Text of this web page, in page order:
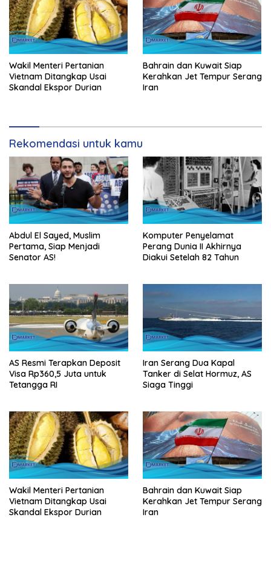
Wakil Menteri Pertanian
Vietnam Ditangkap Usai
Skandal Ekspor Durian
Bahrain dan Kuwait Siap
Kerahkan Jet Tempur Serang
Iran
Rekomendasi untuk kamu
Abdul El Sayed, Muslim
Pertama, Siap Menjadi
Senator AS!
Komputer Penyelamat
Perang Dunia II Akhirnya
Diakui Setelah 82 Tahun
AS Resmi Terapkan Deposit
Visa Rp360,5 Juta untuk
Tetangga RI
Iran Serang Dua Kapal
Tanker di Selat Hormuz, AS
Siaga Tinggi
Wakil Menteri Pertanian
Vietnam Ditangkap Usai
Skandal Ekspor Durian
Bahrain dan Kuwait Siap
Kerahkan Jet Tempur Serang
Iran